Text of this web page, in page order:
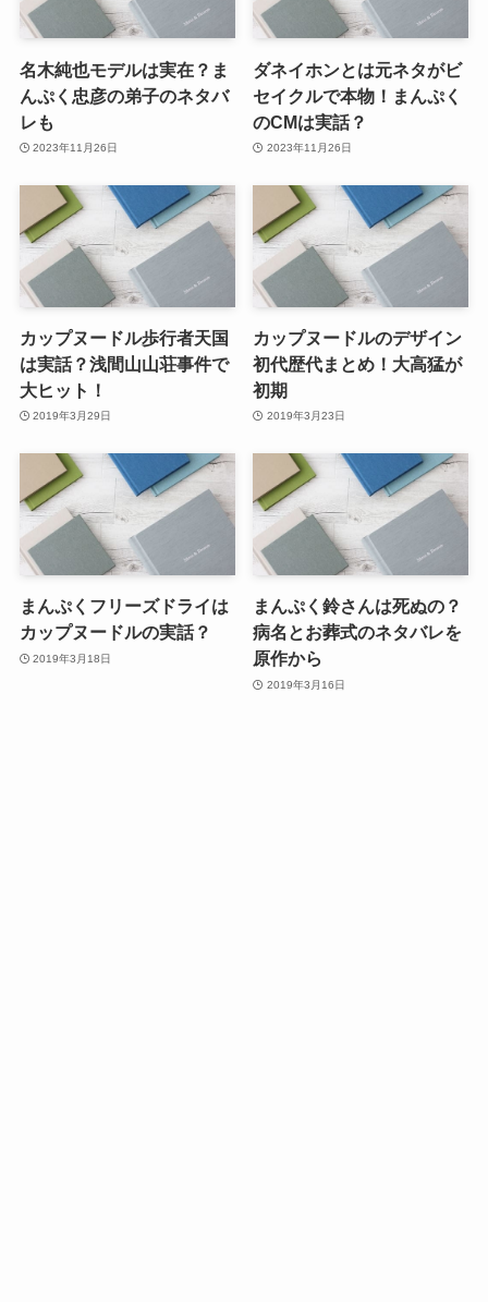
名木純也モデルは実在？ま
んぷく忠彦の弟子のネタバ
レも
2023年11月26日
ダネイホンとは元ネタがビ
セイクルで本物！まんぷく
のCMは実話？
2023年11月26日
カップヌードル歩行者天国
は実話？浅間山山荘事件で
大ヒット！
2019年3月29日
カップヌードルのデザイン
初代歴代まとめ！大高猛が
初期
2019年3月23日
まんぷくフリーズドライは
カップヌードルの実話？
2019年3月18日
まんぷく鈴さんは死ぬの？
病名とお葬式のネタバレを
原作から
2019年3月16日